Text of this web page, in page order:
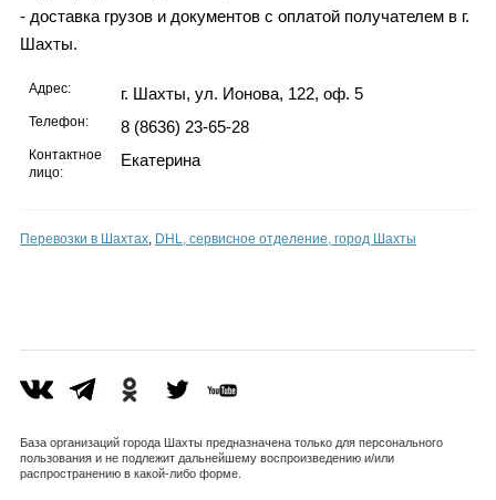
- доставка грузов и документов с оплатой получателем в г.
Шахты.
Адрес: г. Шахты, ул. Ионова, 122, оф. 5
Телефон: 8 (8636) 23-65-28
Контактное
лицо:
Екатерина
Перевозки в Шахтах, DHL, сервисное отделение, город Шахты
База организаций города Шахты предназначена только для персонального
пользования и не подлежит дальнейшему воспроизведению и/или
распространению в какой-либо форме.